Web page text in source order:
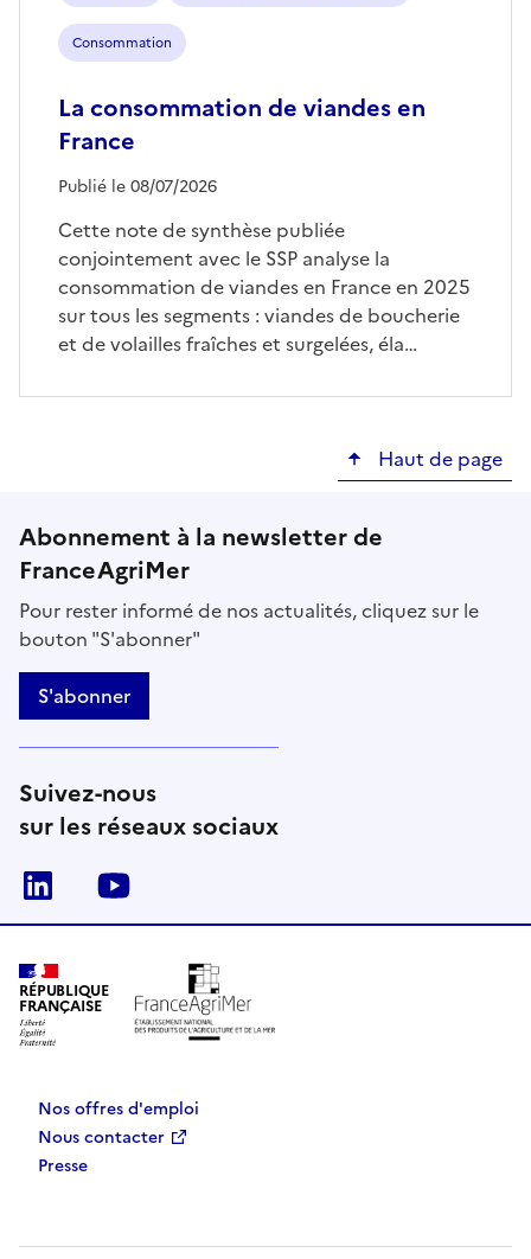
Consommation
La consommation de viandes en
France
Publié le 08/07/2026
Cette note de synthèse publiée
conjointement avec le SSP analyse la
consommation de viandes en France en 2025
sur tous les segments : viandes de boucherie
et de volailles fraîches et surgelées, éla…
Haut de page
Abonnement à la newsletter de
FranceAgriMer
Pour rester informé de nos actualités, cliquez sur le
bouton "S'abonner"
S'abonner
Suivez-nous
sur les réseaux sociaux
Linkedin
RÉPUBLIQUE
FRANÇAISE
Nos offres d'emploi
Nous contacter
Presse